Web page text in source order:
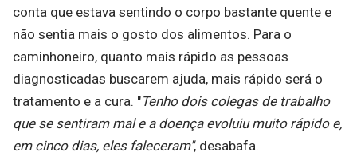
conta que estava sentindo o corpo bastante quente e
não sentia mais o gosto dos alimentos. Para o
caminhoneiro, quanto mais rápido as pessoas
diagnosticadas buscarem ajuda, mais rápido será o
tratamento e a cura. "Tenho dois colegas de trabalho
que se sentiram mal e a doença evoluiu muito rápido e,
em cinco dias, eles faleceram", desabafa.